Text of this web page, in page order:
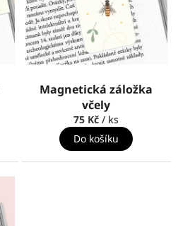
Magnetická záložka
včely
75 Kč/ ks
Do košíku